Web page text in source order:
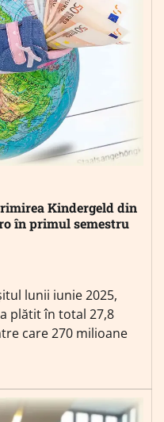
Kindergeld din
în primul semestru
lunii iunie 2025,
plătit în total 27,8
care 270 milioane